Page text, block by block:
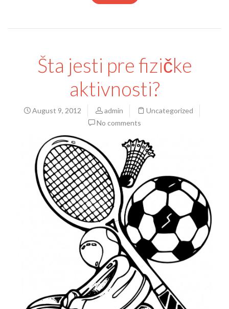
Šta jesti pre fizičke
aktivnosti?
August 9, 2012 admin
Uncategorized
No comments